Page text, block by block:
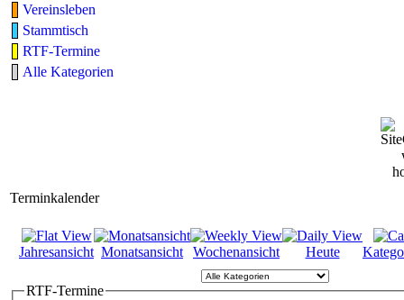
Vereinsleben
Stammtisch
RTF-Termine
Alle Kategorien
Terminkalender
Jahresansicht Monatsansicht Wochenansicht Heute
RTF-Termine